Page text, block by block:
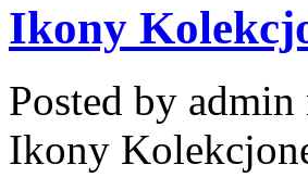
Ikony
Posted by admin
Ikony